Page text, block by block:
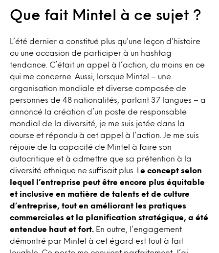
Que fait Mintel à ce sujet ?
L’été dernier a constitué plus qu’une leçon d’histoire
ou une occasion de participer à un hashtag
tendance. C’était un appel à l’action, du moins en ce
qui me concerne. Aussi, lorsque Mintel – une
organisation mondiale et diverse composée de
personnes de 48 nationalités, parlant 37 langues – a
annoncé la création d’un poste de responsable
mondial de la diversité, je me suis jetée dans la
course et répondu à cet appel à l’action. Je me suis
réjouie de la capacité de Mintel à faire son
autocritique et à admettre que sa prétention à la
diversité ethnique ne suffisait plus. L e concept selon
lequel l’entreprise peut être encore plus équitable
et inclusive en matière de talents et de culture
d’entreprise, tout en améliorant les pratiques
commerciales et la planification stratégique, a été
entendue haut et fort.
En outre, l’engagement
démontré par Mintel à cet égard est tout à fait